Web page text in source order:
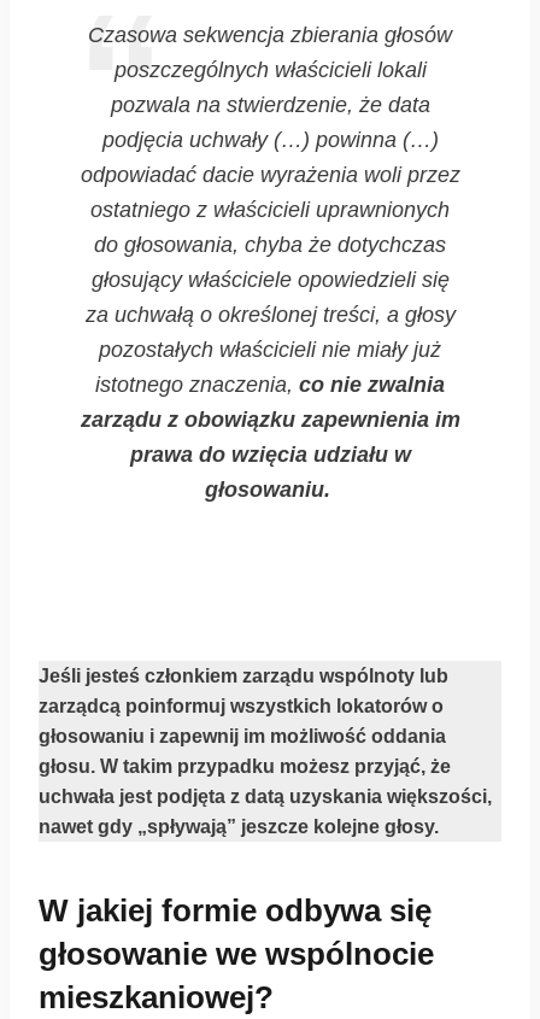
Czasowa sekwencja zbierania głosów
poszczególnych właścicieli lokali
pozwala na stwierdzenie, że data
podjęcia uchwały (…) powinna (…)
odpowiadać dacie wyrażenia woli przez
ostatniego z właścicieli uprawnionych
do głosowania, chyba że dotychczas
głosujący właściciele opowiedzieli się
za uchwałą o określonej treści, a głosy
pozostałych właścicieli nie miały już
istotnego znaczenia, co nie zwalnia
zarządu z obowiązku zapewnienia im
prawa do wzięcia udziału w
głosowaniu.
Jeśli jesteś członkiem zarządu wspólnoty lub
zarządcą poinformuj wszystkich lokatorów o
głosowaniu i zapewnij im możliwość oddania
głosu. W takim przypadku możesz przyjąć, że
uchwała jest podjęta z datą uzyskania większości,
nawet gdy „spływają” jeszcze kolejne głosy.
W jakiej formie odbywa się
głosowanie we wspólnocie
mieszkaniowej?